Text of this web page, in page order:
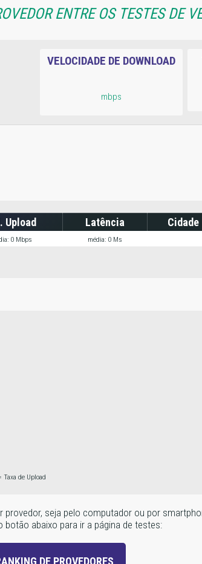
ENTRE OS TESTES DE
VELOCIDADE DE DOWNLOAD
mbps
Upload Latência Cidade
0 Mbps média: 0 Ms
Taxa de Upload
seja pelo computador ou por
abaixo para ir a página de testes:
DE PROVEDORES